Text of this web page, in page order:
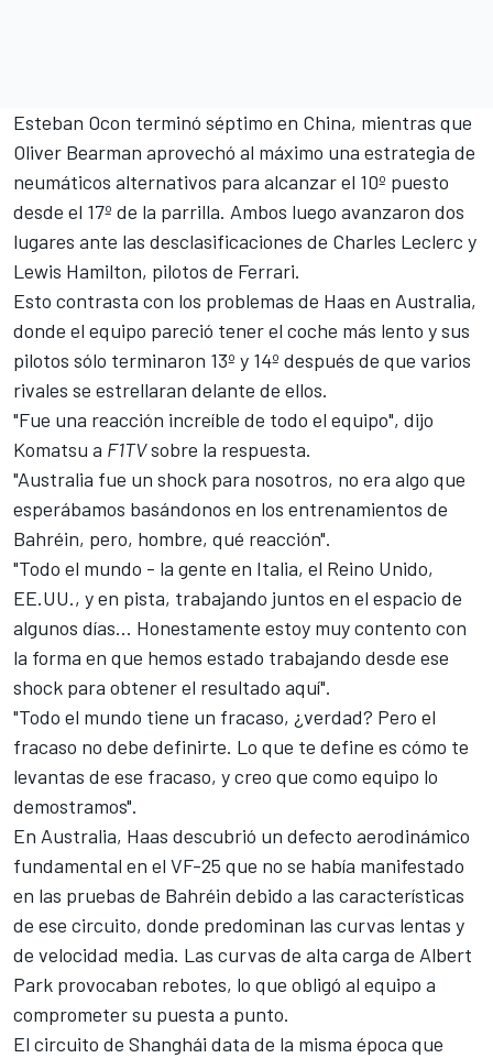
Esteban Ocon terminó séptimo en China, mientras que
Oliver Bearman aprovechó al máximo una estrategia de
neumáticos alternativos para alcanzar el 10º puesto
desde el 17º de la parrilla. Ambos luego avanzaron dos
lugares ante las desclasificaciones de Charles Leclerc y
Lewis Hamilton, pilotos de Ferrari.
Esto contrasta con los problemas de Haas en Australia,
donde el equipo pareció tener el coche más lento y sus
pilotos sólo terminaron 13º y 14º después de que varios
rivales se estrellaran delante de ellos.
"Fue una reacción increíble de todo el equipo", dijo
Komatsu a F1TVsobre la respuesta.
"Australia fue un shock para nosotros, no era algo que
esperábamos basándonos en los entrenamientos de
Bahréin, pero, hombre, qué reacción".
"Todo el mundo - la gente en Italia, el Reino Unido,
EE.UU., y en pista, trabajando juntos en el espacio de
algunos días... Honestamente estoy muy contento con
la forma en que hemos estado trabajando desde ese
shock para obtener el resultado aquí".
"Todo el mundo tiene un fracaso, ¿verdad? Pero el
fracaso no debe definirte. Lo que te define es cómo te
levantas de ese fracaso, y creo que como equipo lo
demostramos".
En Australia, Haas descubrió un defecto aerodinámico
fundamental en el VF-25 que no se había manifestado
en las pruebas de Bahréin debido a las características
de ese circuito, donde predominan las curvas lentas y
de velocidad media. Las curvas de alta carga de Albert
Park provocaban rebotes, lo que obligó al equipo a
comprometer su puesta a punto.
El circuito de Shanghái data de la misma época que